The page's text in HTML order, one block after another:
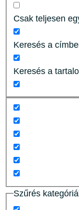
Csak teljesen
Keresés a
Keresés a
Szűrés